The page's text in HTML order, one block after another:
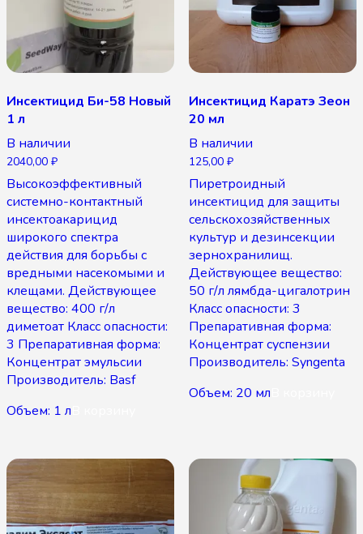
Инсектицид Би-58 Новый
1 л
В наличии
2040,00 ₽
Высокоэффективный
системно-контактный
инсектоакарицид
широкого спектра
действия для борьбы с
вредными насекомыми и
клещами. Действующее
вещество: 400 г/л
диметоат Класс опасности:
3 Препаративная форма:
Концентрат эмульсии
Производитель: Basf
Объем: 1 л
Инсектицид Каратэ Зеон
20 мл
В наличии
125,00 ₽
Пиретроидный
инсектицид для защиты
сельскохозяйственных
культур и дезинсекции
зернохранилищ.
Действующее вещество:
50 г/л лямбда-цигалотрин
Класс опасности: 3
Препаративная форма:
Концентрат суспензии
Производитель: Syngenta
Объем: 20 мл